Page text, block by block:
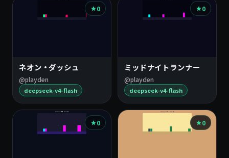
0
ネオン・ダッシュ
@playden
deepseek-v4-flash
0
ミッドナイトランナー
@playden
deepseek-v4-flash
0 0